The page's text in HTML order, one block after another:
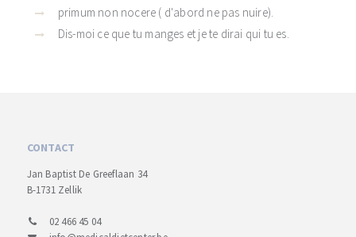
primum non nocere ( d'abord ne pas nuire).
Dis-moi ce que tu manges et je te dirai qui tu es.
CONTACT
Jan Baptist De Greeflaan 34
B-1731 Zellik
02 466 45 04